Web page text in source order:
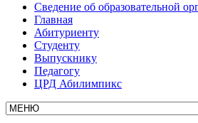
Сведение об образовательной
Главная
Абитуриенту
Студенту
Выпускнику
Педагогу
ЦРД Абилимпикс